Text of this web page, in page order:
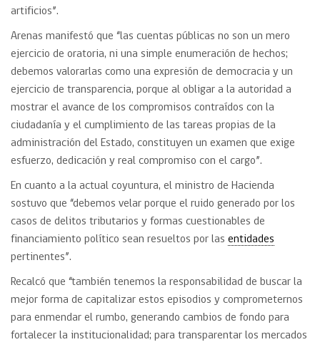
artificios”.
Arenas manifestó que “las cuentas públicas no son un mero
ejercicio de oratoria, ni una simple enumeración de hechos;
debemos valorarlas como una expresión de democracia y un
ejercicio de transparencia, porque al obligar a la autoridad a
mostrar el avance de los compromisos contraídos con la
ciudadanía y el cumplimiento de las tareas propias de la
administración del Estado, constituyen un examen que exige
esfuerzo, dedicación y real compromiso con el cargo”.
En cuanto a la actual coyuntura, el ministro de Hacienda
sostuvo que “debemos velar porque el ruido generado por los
casos de delitos tributarios y formas cuestionables de
financiamiento político sean resueltos por las entidades
pertinentes”.
Recalcó que “también tenemos la responsabilidad de buscar la
mejor forma de capitalizar estos episodios y comprometernos
para enmendar el rumbo, generando cambios de fondo para
fortalecer la institucionalidad; para transparentar los mercados